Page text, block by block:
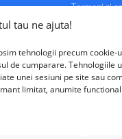
tau ne ajuta!
tehnologii precum cookie-
de cumparare. Tehnologiile
unei sesiuni pe site sau
limitat, anumite
Termeni si
Contul meu
Contact